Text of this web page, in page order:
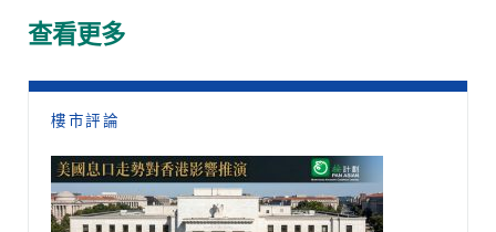
o
o
k
A
p
p
k
m
查看更多
樓市評論